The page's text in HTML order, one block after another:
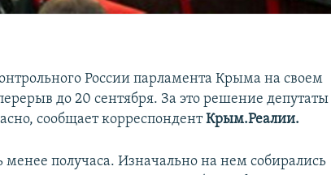
России парламента Крыма на своем
до 20 сентября. За это решение депутаты
сообщает корреспондентКрым.Реалии.
менее получаса. Изначально на нем собирались